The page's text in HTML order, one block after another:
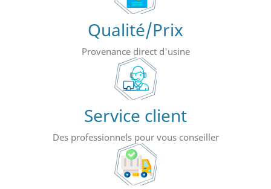
Qualité/Prix
Provenance direct d'usine
Service client
Des professionnels pour vous conseiller